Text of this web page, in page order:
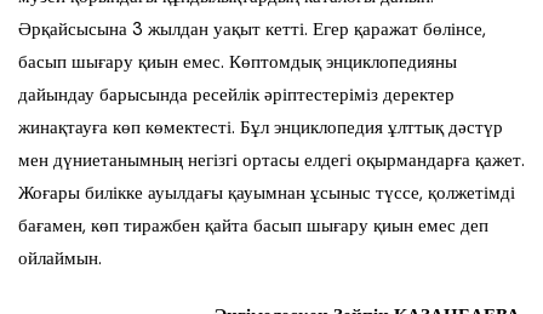
Әрқайсысына 3 жылдан уақыт кетті. Егер қаражат бөлінсе,
басып шығару қиын емес. Көптомдық энциклопедияны
дайындау барысында ресейлік әріптестеріміз деректер
жинақтауға көп көмектесті. Бұл энциклопедия ұлттық дәстүр
мен дүниетанымның негізгі ортасы елдегі оқырмандарға қажет.
Жоғары билікке ауылдағы қауымнан ұсыныс түссе, қолжетімді
бағамен, көп тиражбен қайта басып шығару қиын емес деп
ойлаймын.